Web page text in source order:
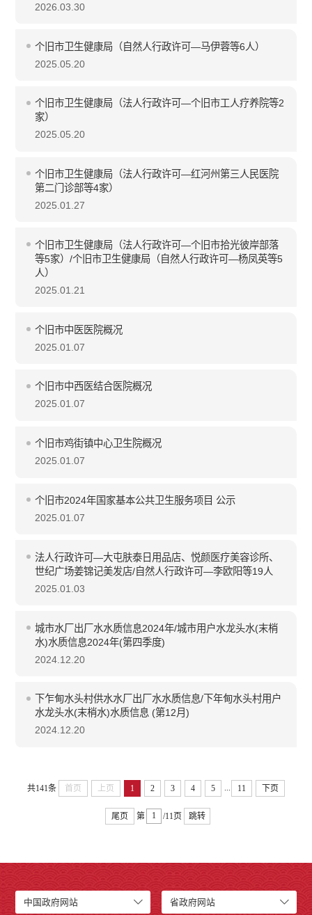
2026.03.30
个旧市卫生健康局（自然人行政许可—马伊蓉等6人）
2025.05.20
个旧市卫生健康局（法人行政许可—个旧市工人疗养院等2
家）
2025.05.20
个旧市卫生健康局（法人行政许可—红河州第三人民医院
第二门诊部等4家）
2025.01.27
个旧市卫生健康局（法人行政许可—个旧市拾光彼岸部落
等5家）/个旧市卫生健康局（自然人行政许可—杨凤英等5
人）
2025.01.21
个旧市中医医院概况
2025.01.07
个旧市中西医结合医院概况
2025.01.07
个旧市鸡街镇中心卫生院概况
2025.01.07
个旧市2024年国家基本公共卫生服务项目 公示
2025.01.07
法人行政许可—大屯肤泰日用品店、悦颜医疗美容诊所、
世纪广场姜锦记美发店/自然人行政许可—李欧阳等19人
2025.01.03
城市水厂出厂水水质信息2024年/城市用户水龙头水(末梢
水)水质信息2024年(第四季度)
2024.12.20
下乍甸水头村供水水厂出厂水水质信息/下年甸水头村用户
水龙头水(末梢水)水质信息 (第12月)
2024.12.20
共141条 首页 上页 1 2 3 4 5 11 下页
尾页 第 /11页 跳转
中国政府网站 省政府网站